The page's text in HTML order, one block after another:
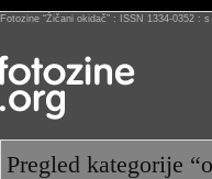
Fotozine “Žičani okidač” : ISSN 1334-0352 :
Pregled kategorije